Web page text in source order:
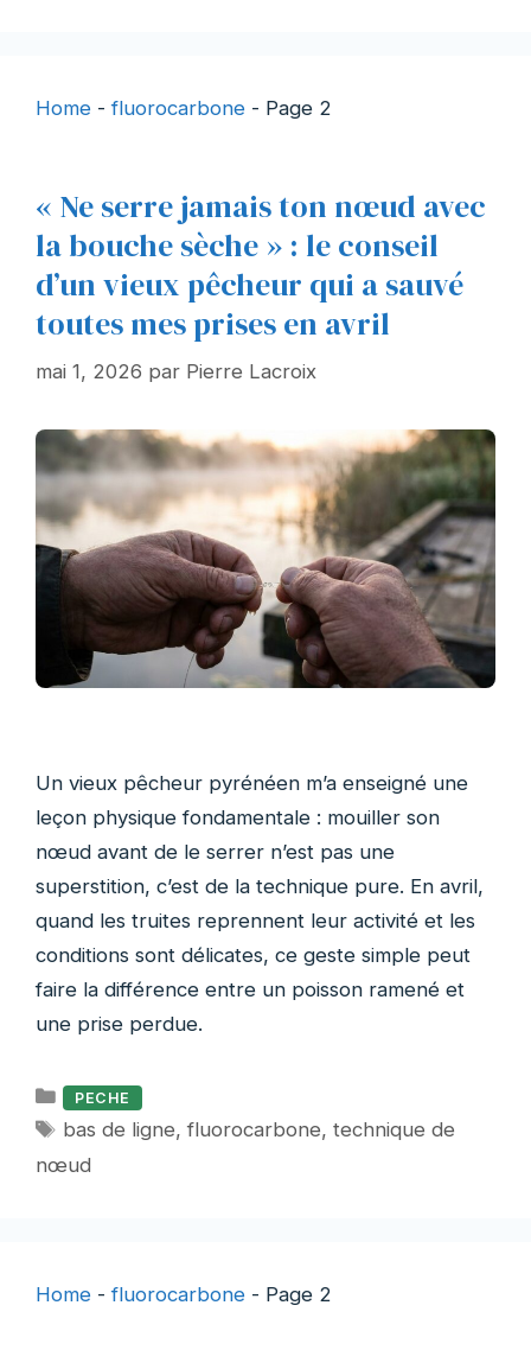
Home -fluorocarbone - Page 2
« Ne serre jamais ton nœud avec
la bouche sèche » : le conseil
d’un vieux pêcheur qui a sauvé
toutes mes prises en avril
mai 1, 2026 par Pierre Lacroix
Un vieux pêcheur pyrénéen m’a enseigné une
leçon physique fondamentale : mouiller son
nœud avant de le serrer n’est pas une
superstition, c’est de la technique pure. En avril,
quand les truites reprennent leur activité et les
conditions sont délicates, ce geste simple peut
faire la différence entre un poisson ramené et
une prise perdue.
Catégories
PECHE
Étiquettes
bas de ligne,fluorocarbone,technique de
nœud
Home -fluorocarbone - Page 2